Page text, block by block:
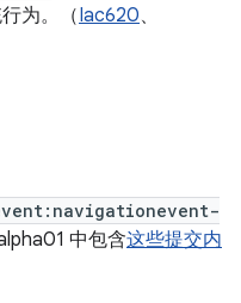
为。（Iac620、
中包含这些提交内